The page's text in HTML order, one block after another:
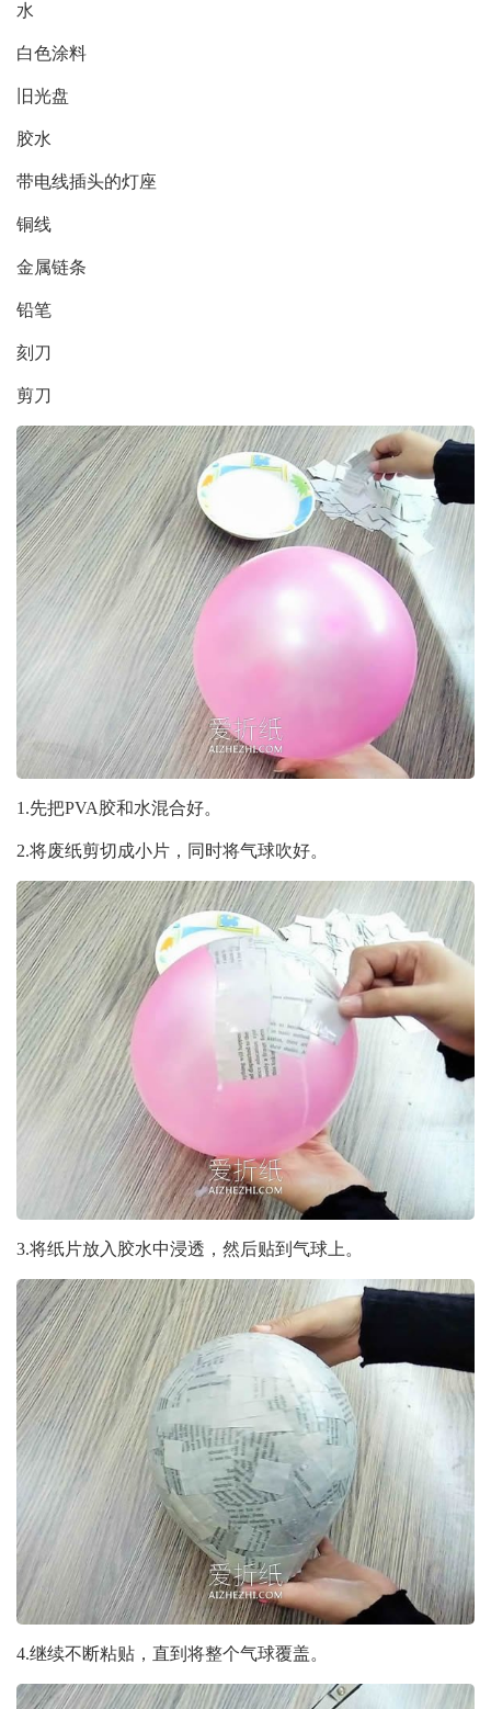
水
白色涂料
旧光盘
胶水
带电线插头的灯座
铜线
金属链条
铅笔
刻刀
剪刀
1.先把PVA胶和水混合好。
2.将废纸剪切成小片，同时将气球吹好。
3.将纸片放入胶水中浸透，然后贴到气球上。
4.继续不断粘贴，直到将整个气球覆盖。